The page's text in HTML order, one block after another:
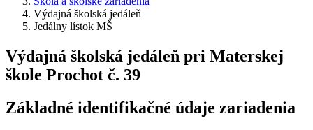
Výdajná školská jedáleň
Jedálny lístok MŠ
Výdajná školská jedáleň pri Materskej
škole Prochot č. 39
Základné identifikačné údaje zariadenia